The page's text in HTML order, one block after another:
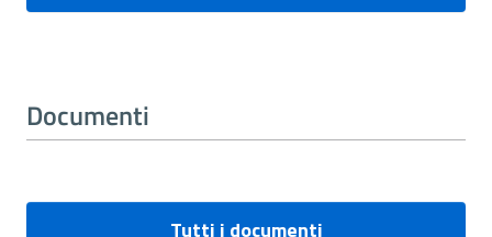
Documenti
Tutti i documenti